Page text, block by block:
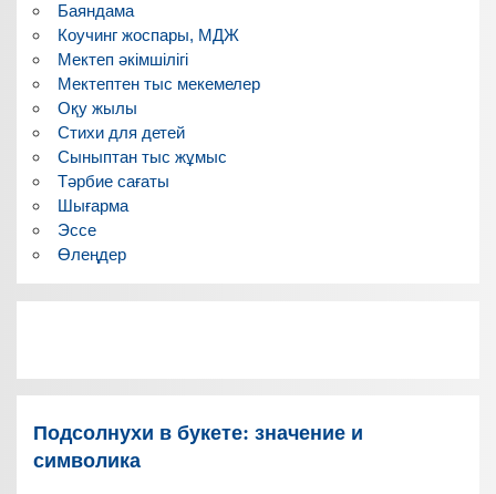
Баяндама
Коучинг жоспары, МДЖ
Мектеп әкімшілігі
Мектептен тыс мекемелер
Оқу жылы
Стихи для детей
Сыныптан тыс жұмыс
Тәрбие сағаты
Шығарма
Эссе
Өлеңдер
Подсолнухи в букете: значение и
символика